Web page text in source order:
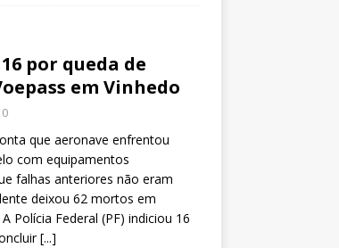
por queda de
em Vinhedo
0
que aeronave enfrentou
com equipamentos
falhas anteriores não eram
deixou 62 mortos em
Polícia Federal (PF) indiciou 16
[...]